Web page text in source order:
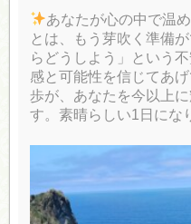
あなたが心の中で温
とは、もう芽吹く準備
らどうしよう」という
感と可能性を信じてあ
歩が、あなたを今以上
す。素晴らしい1日にな